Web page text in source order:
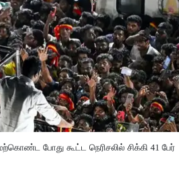
போது கூட்ட நெரிசலில் சிக்கி 41 பேர்